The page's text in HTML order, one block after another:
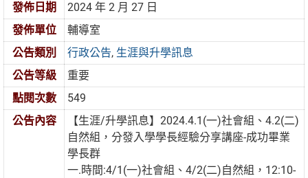
發佈日期
2024 年 2 月 27 日
發佈單位
輔導室
公告類別
行政公告, 生涯與升學訊息
公告等級
重要
點閱次數
549
公告內容
【生涯/升學訊息】2024.4.1(一)社會組、4.2(二)
自然組，分發入學學長經驗分享講座-成功畢業
學長群
一.時間:4/1(一)社會組、4/2(二)自然組，12:10-